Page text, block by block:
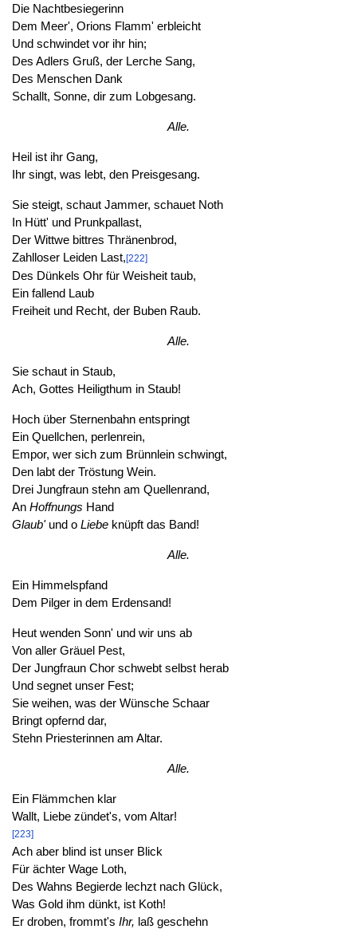
Die Nachtbesiegerinn
Dem Meer', Orions Flamm' erbleicht
Und schwindet vor ihr hin;
Des Adlers Gruß, der Lerche Sang,
Des Menschen Dank
Schallt, Sonne, dir zum Lobgesang.
Alle.
Heil ist ihr Gang,
Ihr singt, was lebt, den Preisgesang.
Sie steigt, schaut Jammer, schauet Noth
In Hütt' und Prunkpallast,
Der Wittwe bittres Thränenbrod,
Zahlloser Leiden Last,[222]
Des Dünkels Ohr für Weisheit taub,
Ein fallend Laub
Freiheit und Recht, der Buben Raub.
Alle.
Sie schaut in Staub,
Ach, Gottes Heiligthum in Staub!
Hoch über Sternenbahn entspringt
Ein Quellchen, perlenrein,
Empor, wer sich zum Brünnlein schwingt,
Den labt der Tröstung Wein.
Drei Jungfraun stehn am Quellenrand,
An Hoffnungs Hand
Glaub'und o Liebeknüpft das Band!
Alle.
Ein Himmelspfand
Dem Pilger in dem Erdensand!
Heut wenden Sonn' und wir uns ab
Von aller Gräuel Pest,
Der Jungfraun Chor schwebt selbst herab
Und segnet unser Fest;
Sie weihen, was der Wünsche Schaar
Bringt opfernd dar,
Stehn Priesterinnen am Altar.
Alle.
Ein Flämmchen klar
Wallt, Liebe zündet's, vom Altar!
[223]
Ach aber blind ist unser Blick
Für ächter Wage Loth,
Des Wahns Begierde lechzt nach Glück,
Was Gold ihm dünkt, ist Koth!
Er droben, frommt's Ihr, laß geschehn